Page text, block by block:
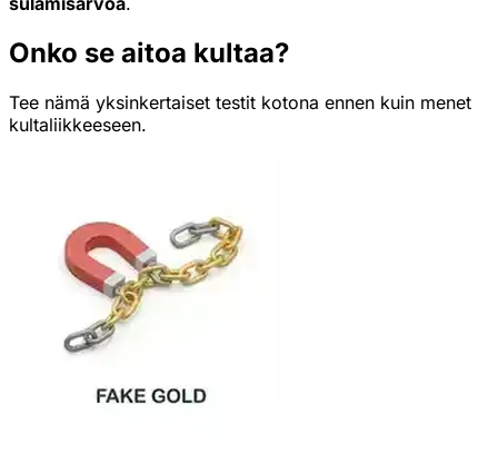
Onko se aitoa kultaa?
Tee nämä yksinkertaiset testit kotona ennen kuin menet
kultaliikkeeseen.